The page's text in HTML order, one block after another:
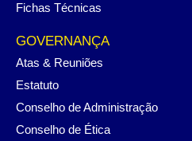
Fichas Técnicas
GOVERNANÇA
Atas & Reuniões
Estatuto
Conselho de Administração
Conselho de Ética